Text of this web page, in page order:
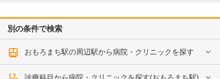
別の条件で検索
おもろまち駅の周辺駅から病院・クリニックを探す
診療科目から病院・クリニックを探す(おもろまち駅)